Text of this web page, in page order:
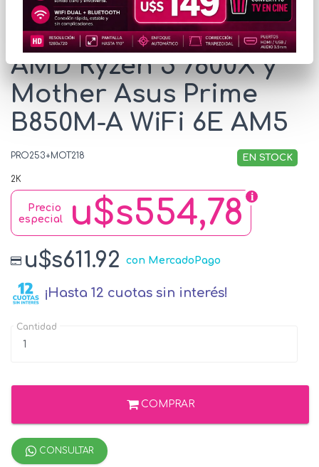
Combo Procesador
AMD Ryzen 5 7600X y
Mother Asus Prime
B850M-A WiFi 6E AM5
PRO253+MOT218 EN STOCK
2K
u$s554,78
Precio
especial
u$s611.92 con MercadoPago
¡Hasta 12 cuotas sin interés!
Cantidad
COMPRAR
CONSULTAR